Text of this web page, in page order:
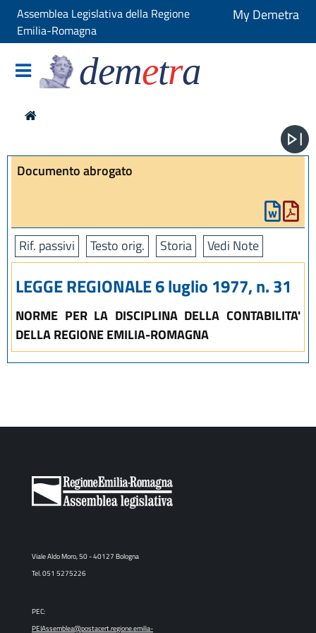
Assemblea Legislativa della Regione
Emilia-Romagna
My Demetra
demetra
Documento abrogato
Rif. passivi Testo orig. Storia Vedi Note
LEGGE REGIONALE 6 luglio 1977, n. 31
NORME PER LA DISCIPLINA DELLA CONTABILITA'
DELLA REGIONE EMILIA-ROMAGNA
Viale Aldo Moro, 50 - 40127 Bologna
Tel. 051 5275226
PEC:
PEIAssemblea@postacert.regione.emilia-